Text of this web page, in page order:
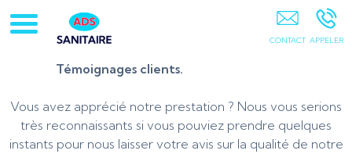
Artisan-Plombier-Chauffagiste-95-78-Chauffe-Eau-
Témoignages clients.
Vous avez apprécié notre prestation ? Nous vous serions
très reconnaissants si vous pouviez prendre quelques
instants pour nous laisser votre avis sur la qualité de notre